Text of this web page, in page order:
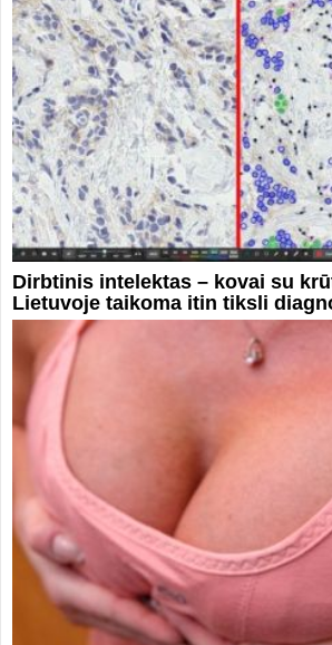
Dirbtinis intelektas – kovai su
Lietuvoje taikoma itin tiksli